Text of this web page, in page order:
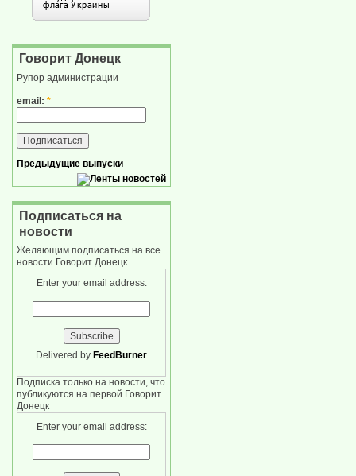
Говорит Донецк
Рупор администрации
email: *
Предыдущие выпуски
Подписаться на
новости
Желающим подписаться на все
новости Говорит Донецк
Enter your email address:
Delivered by FeedBurner
Подписка только на новости, что
публикуются на первой Говорит
Донецк
Enter your email address: